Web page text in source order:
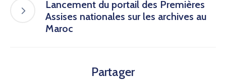
Lancement du portail des Premières
Assises nationales sur les archives au
Maroc
Partager